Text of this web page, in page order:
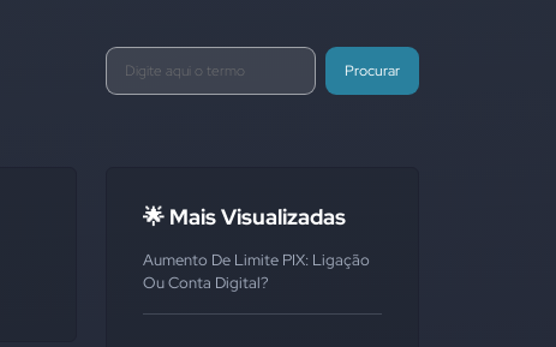
Procurar
🌟 Mais Visualizadas
Aumento De Limite PIX: Ligação
Ou Conta Digital?